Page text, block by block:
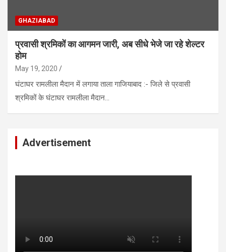
GHAZIABAD
प्रवासी श्रमिकों का आगमन जारी, अब सीधे भेजे जा रहे शेल्टर
होम
May 19, 2020
घंटाघर रामलीला मैदान में लगाया ताला गाजियाबाद :- जिले से प्रवासी
श्रमिकों के घंटाघर रामलीला मैदान…
Advertisement